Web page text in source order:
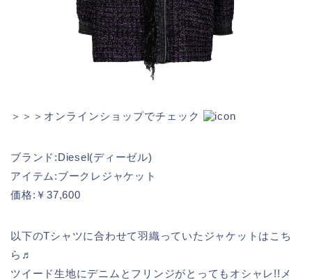
＞＞＞オンラインショップでチェック
ブランド:Diesel(ディーゼル)
アイテム:ブークレジャケット
価格:￥37,600
以下のTシャツに合わせて羽織っていたジャケットはこち
ら♬
ツイード生地にデニムとフリンジがとってもオシャレ!!メ